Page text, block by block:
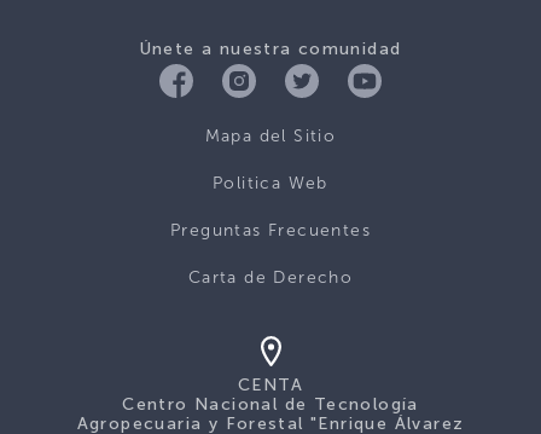
Únete a nuestra comunidad
Mapa del Sitio
Politica Web
Preguntas Frecuentes
Carta de Derecho
CENTA
Centro Nacional de Tecnología
Agropecuaria y Forestal "Enrique Álvarez